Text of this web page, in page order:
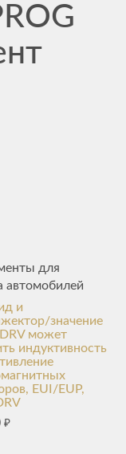
для
автомобилей
и
значение
может
индуктивность
EUI/EUP,
₽